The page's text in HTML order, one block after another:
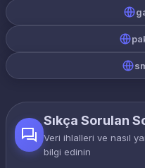
Sıkça Sorulan
Veri ihlalleri ve nasıl
bilgi edinin